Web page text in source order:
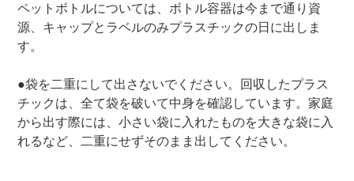
ペットボトルについては、ボトル容器は今まで通り資
源、キャップとラベルのみプラスチックの日に出しま
す。
●袋を二重にして出さないでください。回収したプラス
チックは、全て袋を破いて中身を確認しています。家庭
から出す際には、小さい袋に入れたものを大きな袋に入
れるなど、二重にせずそのまま出してください。